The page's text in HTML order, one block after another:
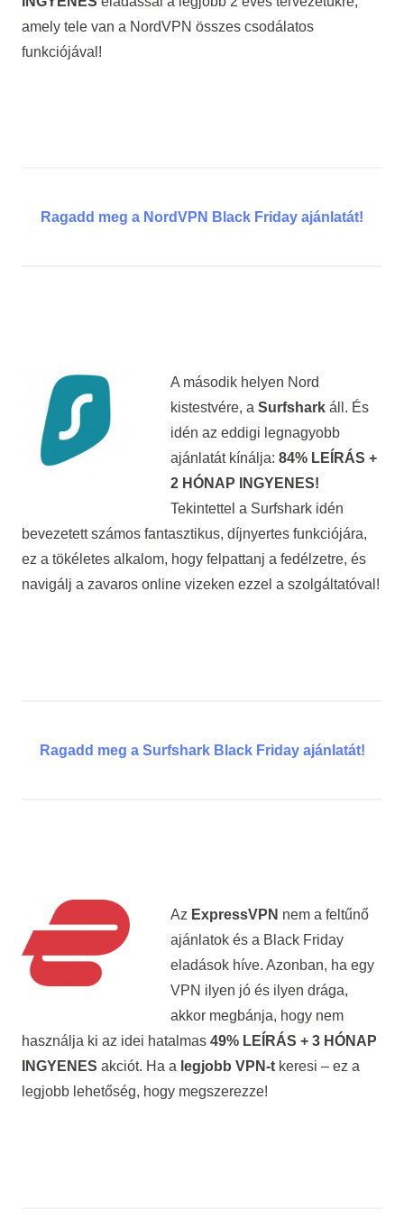
amely tele van a NordVPN összes csodálatos
funkciójával!
Ragadd meg a NordVPN Black Friday ajánlatát!
A második helyen Nord
kistestvére, a Surfsharkáll. És
idén az eddigi legnagyobb
ajánlatát kínálja: 84% LEÍRÁS +
2 HÓNAP INGYENES!
Tekintettel a Surfshark idén
bevezetett számos fantasztikus, díjnyertes funkciójára,
ez a tökéletes alkalom, hogy felpattanj a fedélzetre, és
navigálj a zavaros online vizeken ezzel a szolgáltatóval!
Ragadd meg a Surfshark Black Friday ajánlatát!
Az ExpressVPN nem a feltűnő
ajánlatok és a Black Friday
eladások híve. Azonban, ha egy
VPN ilyen jó és ilyen drága,
akkor megbánja, hogy nem
használja ki az idei hatalmas 49% LEÍRÁS + 3 HÓNAP
INGYENES akciót. Ha a legjobb VPN-tkeresi – ez a
legjobb lehetőség, hogy megszerezze!